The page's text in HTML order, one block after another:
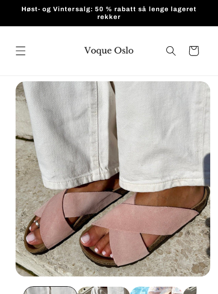
Høst- og Vintersalg: 50 % rabatt så lenge lageret
rekker
Handlekurv
til